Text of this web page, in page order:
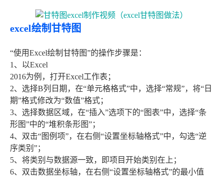
excel绘制甘特图
“使用Excel绘制甘特图”的操作步骤是：
1、以Excel
2016为例，打开Excel工作表；
2、选择B列日期，在“单元格格式”中，选择“常规”，将“日
期”格式修改为“数值”格式；
3、选择数据区域，在“插入”选项下的“图表”中，选择“条
形图”中的“堆积条形图”；
4、双击“图例项”，在右侧“设置坐标轴格式”中，勾选“逆
序类别”；
5、将类别与数据源一致，即项目开始类别在上；
6、双击数据坐标轴，在右侧“设置坐标轴格式”的最小值